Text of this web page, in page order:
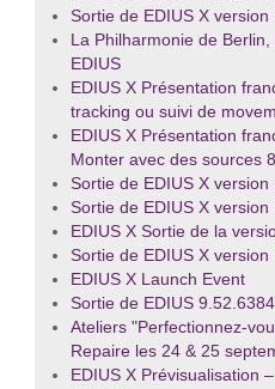
Sortie de EDIUS X version
La Philharmonie de
EDIUS
EDIUS X Présentation
tracking ou suivi de
EDIUS X Présentation
Monter avec des sources
Sortie de EDIUS X version
Sortie de EDIUS X version
EDIUS X Sortie de la
Sortie de EDIUS X version
EDIUS X Launch Event
Sortie de EDIUS 9.52.6384
Ateliers "Perfectionnez-
Repaire les 24 & 25
EDIUS X Prévisualisation